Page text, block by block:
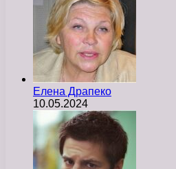
Елена Драпеко
10.05.2024